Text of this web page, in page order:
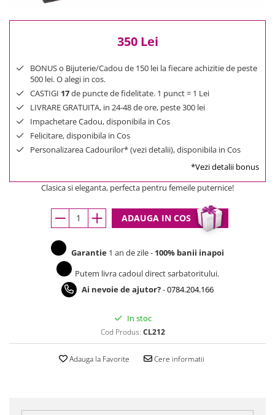
350 Lei
BONUS o Bijuterie/Cadou de 150 lei la fiecare achizitie de peste
500 lei. O alegi in cos.
CASTIGI 17de puncte de fidelitate. 1 punct = 1 Lei
LIVRARE GRATUITA, in 24-48 de ore, peste 300 lei
Impachetare Cadou, disponibila in Cos
Felicitare, disponibila in Cos
Personalizarea Cadourilor* (vezi detalii), disponibila in Cos
*Vezi detalii bonus
Clasica si eleganta, perfecta pentru femeile puternice!
ADAUGA IN COS
Garantie 1 an de zile - 100% banii inapoi
Putem livra cadoul direct sarbatoritului.
Ai nevoie de ajutor?-0784.204.166
In stoc
Cod Produs: CL212
Adauga la Favorite Cere informatii